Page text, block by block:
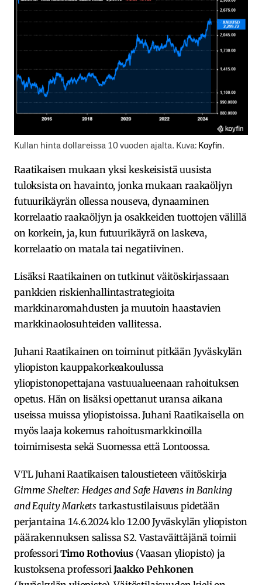
Kullan hinta dollareissa 10 vuoden ajalta. Kuva:Koyfin.
Raatikaisen mukaan yksi keskeisistä uusista
tuloksista on havainto, jonka mukaan raakaöljyn
futuurikäyrän ollessa nouseva, dynaaminen
korrelaatio raakaöljyn ja osakkeiden tuottojen välillä
on korkein, ja, kun futuurikäyrä on laskeva,
korrelaatio on matala tai negatiivinen.
Lisäksi Raatikainen on tutkinut väitöskirjassaan
pankkien riskienhallintastrategioita
markkinaromahdusten ja muutoin haastavien
markkinaolosuhteiden vallitessa.
Juhani Raatikainen on toiminut pitkään Jyväskylän
yliopiston kauppakorkeakoulussa
yliopistonopettajana vastuualueenaan rahoituksen
opetus. Hän on lisäksi opettanut uransa aikana
useissa muissa yliopistoissa. Juhani Raatikaisella on
myös laaja kokemus rahoitusmarkkinoilla
toimimisesta sekä Suomessa että Lontoossa.
VTL Juhani Raatikaisen taloustieteen väitöskirja
Gimme Shelter: Hedges and Safe Havens in Banking
and Equity Markets tarkastustilaisuus pidetään
perjantaina 14.6.2024 klo 12.00 Jyväskylän yliopiston
päärakennuksen salissa S2. Vastaväittäjänä toimii
professoriTimo Rothovius (Vaasan yliopisto) ja
kustoksena professoriJaakko Pehkonen